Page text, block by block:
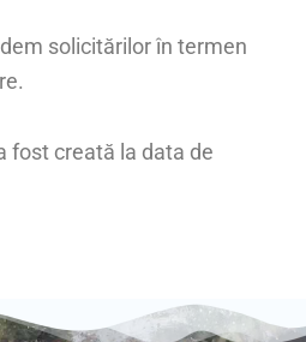
solicitărilor în termen
fost creată la data de